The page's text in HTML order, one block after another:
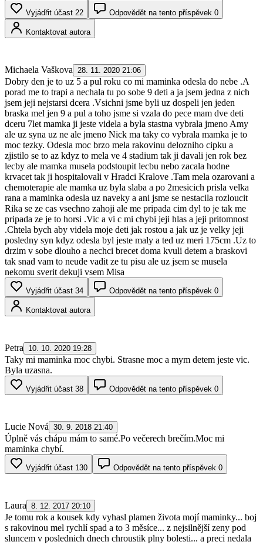
Vyjádřit účast 22 Odpovědět na tento příspěvek 0
Kontaktovat autora
Michaela Vaškova 28. 11. 2020 21:06
Dobry den je to uz 5 a pul roku co mi maminka odesla do nebe .A
porad me to trapi a nechala tu po sobe 9 deti a ja jsem jedna z nich
jsem jeji nejstarsi dcera .Vsichni jsme byli uz dospeli jen jeden
braska mel jen 9 a pul a toho jsme si vzala do pece mam dve deti
dceru 7let mamka ji jeste videla a byla stastna vybrala jmeno Amy
ale uz syna uz ne ale jmeno Nick ma taky co vybrala mamka je to
moc tezky. Odesla moc brzo mela rakovinu delozniho cipku a
zjistilo se to az kdyz to mela ve 4 stadium tak ji davali jen rok bez
lecby ale mamka musela podstoupit lecbu nebo zacala hodne
krvacet tak ji hospitalovali v Hradci Kralove .Tam mela ozarovani a
chemoterapie ale mamka uz byla slaba a po 2mesicich prisla velka
rana a maminka odesla uz naveky a ani jsme se nestacila rozloucit
Rika se ze cas vsechno zahoji ale me pripada cim dyl to je tak me
pripada ze je to horsi .Vic a vi c mi chybi jeji hlas a jeji pritomnost
.Chtela bych aby videla moje deti jak rostou a jak uz je velky jeji
posledny syn kdyz odesla byl jeste maly a ted uz meri 175cm .Uz to
drzim v sobe dlouho a nechci brecet doma kvuli detem a braskovi
tak snad vam to neude vadit ze tu pisu ale uz jsem se musela
nekomu sverit dekuji vsem Misa
Vyjádřit účast 34 Odpovědět na tento příspěvek 0
Kontaktovat autora
Petra 10. 10. 2020 19:28
Taky mi maminka moc chybi. Strasne moc a mym detem jeste vic.
Byla uzasna.
Vyjádřit účast 38 Odpovědět na tento příspěvek 0
Lucie Nová 30. 9. 2018 21:40
Úplně vás chápu mám to samé.Po večerech brečím.Moc mi
maminka chybí.
Vyjádřit účast 130 Odpovědět na tento příspěvek 0
Laura 8. 12. 2017 20:10
Je tomu rok a kousek kdy vyhasl plamen života mojí maminky... boj
s rakovinou mel rychlí spad a to 3 měsíce... z nejsilnější zeny pod
sluncem v poslednich dnech chroustik plny bolesti... a preci nedala